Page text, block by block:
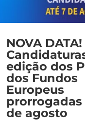
NOVA DATA!
edição dos
dos Fundos
Europeus
prorrogadas
de agosto